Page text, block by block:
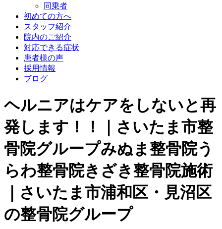
同乗者
初めての方へ
スタッフ紹介
院内のご紹介
対応できる症状
患者様の声
採用情報
ブログ
ヘルニアはケアをしないと再
発します！！｜さいたま市整
骨院グループみぬま整骨院う
らわ整骨院きざき整骨院施術
｜さいたま市浦和区・見沼区
の整骨院グループ